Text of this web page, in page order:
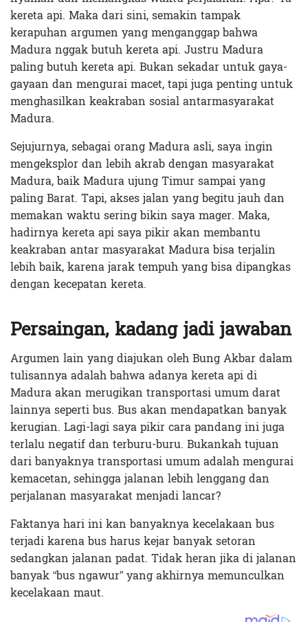
kereta api. Maka dari sini, semakin tampak
kerapuhan argumen yang menganggap bahwa
Madura nggak butuh kereta api. Justru Madura
paling butuh kereta api. Bukan sekadar untuk gaya-
gayaan dan mengurai macet, tapi juga penting untuk
menghasilkan keakraban sosial antarmasyarakat
Madura.
Sejujurnya, sebagai orang Madura asli, saya ingin
mengeksplor dan lebih akrab dengan masyarakat
Madura, baik Madura ujung Timur sampai yang
paling Barat. Tapi, akses jalan yang begitu jauh dan
memakan waktu sering bikin saya mager. Maka,
hadirnya kereta api saya pikir akan membantu
keakraban antar masyarakat Madura bisa terjalin
lebih baik, karena jarak tempuh yang bisa dipangkas
dengan kecepatan kereta.
Persaingan, kadang jadi jawaban
Argumen lain yang diajukan oleh Bung Akbar dalam
tulisannya adalah bahwa adanya kereta api di
Madura akan merugikan transportasi umum darat
lainnya seperti bus. Bus akan mendapatkan banyak
kerugian. Lagi-lagi saya pikir cara pandang ini juga
terlalu negatif dan terburu-buru. Bukankah tujuan
dari banyaknya transportasi umum adalah mengurai
kemacetan, sehingga jalanan lebih lenggang dan
perjalanan masyarakat menjadi lancar?
Faktanya hari ini kan banyaknya kecelakaan bus
terjadi karena bus harus kejar banyak setoran
sedangkan jalanan padat. Tidak heran jika di jalanan
banyak “bus ngawur” yang akhirnya memunculkan
kecelakaan maut.